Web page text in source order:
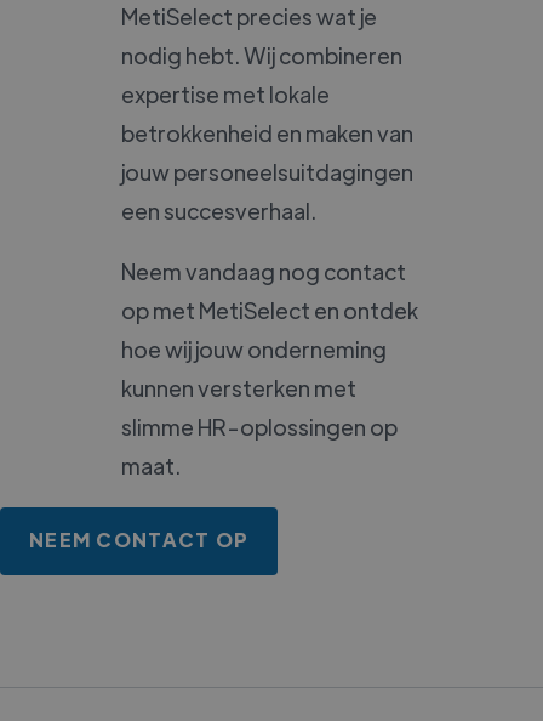
MetiSelect precies wat je
nodig hebt. Wij combineren
expertise met lokale
betrokkenheid en maken van
jouw personeelsuitdagingen
een succesverhaal.
Neem vandaag nog contact
op met MetiSelect en ontdek
hoe wij jouw onderneming
kunnen versterken met
slimme HR-oplossingen op
maat.
NEEM CONTACT OP